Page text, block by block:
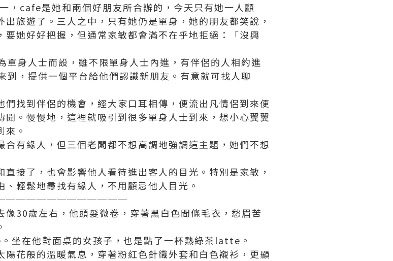
cafe是她和兩個好朋友所合辦的，今天只有她一人顧
旅遊了。三人之中，只有她仍是單身，她的朋友都笑說，
她好好把握，但通常家敏都會滿不在乎地拒絕：「沒興
身人士而設，雖不限單身人士內進，有伴侶的人相約進
，提供一個平台給他們認識新朋友。有意就可找人聊
找到伴侶的機會，經大家口耳相傳，便流出凡情侶到來便
。慢慢地，這裡就吸引到很多單身人士到來，想小心翼翼
。
有緣人，但三個老闆都不想高調地強調這主題，她們不想
接了，也會影響他人看待進出客人的目光。特別是家敏，
輕鬆地尋找有緣人，不用顧忌他人目光。
30歲左右，他頭髮微卷，穿著黑白色間條毛衣，愁眉苦
坐在他對面桌的女孩子，也是點了一杯熱綠茶latte。
花般的溫暖氣息，穿著粉紅色針織外套和白色襯衫，更顯